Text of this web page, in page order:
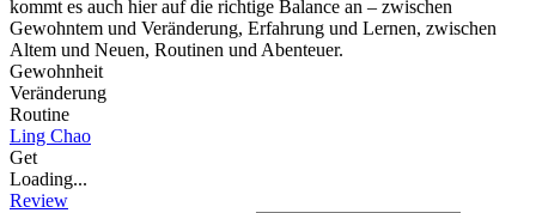
kommt es auch hier auf die richtige Balance an – zwischen
Gewohntem und Veränderung, Erfahrung und Lernen, zwischen
Altem und Neuen, Routinen und Abenteuer.
Gewohnheit
Veränderung
Routine
Ling Chao
Get
Loading...
Review